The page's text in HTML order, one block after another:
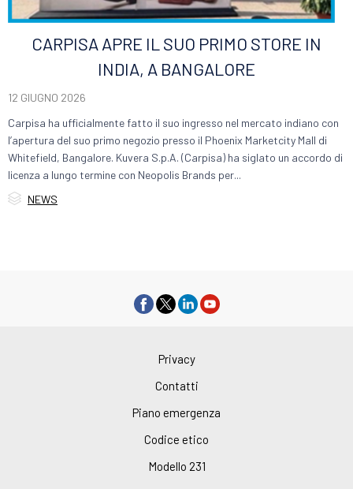
CARPISA APRE IL SUO PRIMO STORE IN
INDIA, A BANGALORE
12 GIUGNO 2026
Carpisa ha ufficialmente fatto il suo ingresso nel mercato indiano con
l’apertura del suo primo negozio presso il Phoenix Marketcity Mall di
Whitefield, Bangalore. Kuvera S.p.A. (Carpisa) ha siglato un accordo di
licenza a lungo termine con Neopolis Brands per...
 Category
NEWS
Privacy
Contatti
Piano emergenza
Codice etico
Modello 231